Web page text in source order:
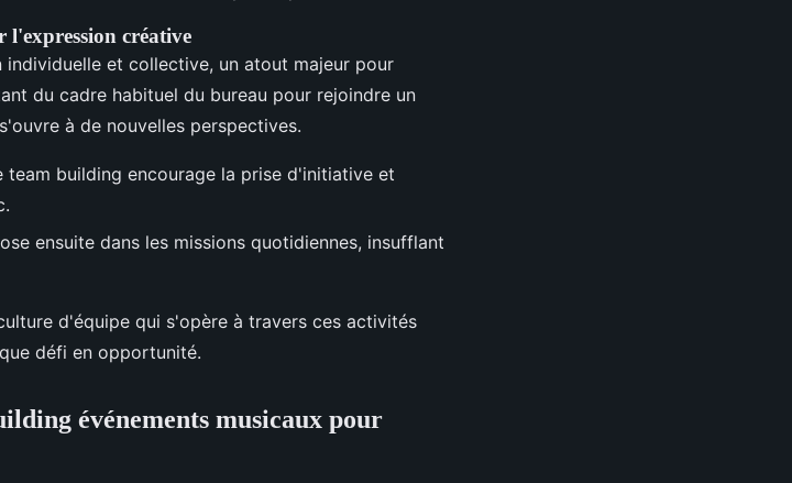
créative
individuelle et collective, un atout majeur pour
du cadre habituel du bureau pour rejoindre un
à de nouvelles perspectives.
team building encourage la prise d'initiative et
ensuite dans les missions quotidiennes, insufflant
d'équipe qui s'opère à travers ces activités
défi en opportunité.
événements musicaux pour